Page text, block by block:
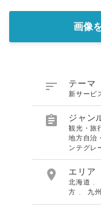
画像
 テーマ
新サービ
 ジャン
観光・旅
地方自治
ンテグレ
 エリア
北海道
方
九